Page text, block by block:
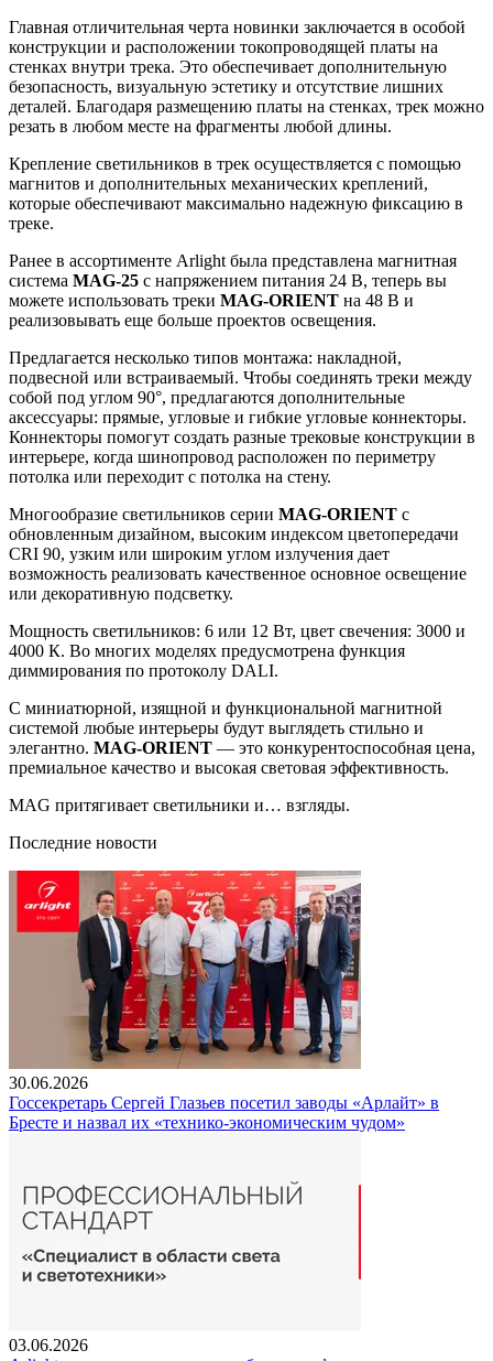
Главная отличительная черта новинки заключается в особой
конструкции и расположении токопроводящей платы на
стенках внутри трека. Это обеспечивает дополнительную
безопасность, визуальную эстетику и отсутствие лишних
деталей. Благодаря размещению платы на стенках, трек можно
резать в любом месте на фрагменты любой длины.
Крепление светильников в трек осуществляется с помощью
магнитов и дополнительных механических креплений,
которые обеспечивают максимально надежную фиксацию в
треке.
Ранее в ассортименте Arlight была представлена магнитная
система MAG-25 с напряжением питания 24 В, теперь вы
можете использовать треки MAG-ORIENT на 48 В и
реализовывать еще больше проектов освещения.
Предлагается несколько типов монтажа: накладной,
подвесной или встраиваемый. Чтобы соединять треки между
собой под углом 90°, предлагаются дополнительные
аксессуары: прямые, угловые и гибкие угловые коннекторы.
Коннекторы помогут создать разные трековые конструкции в
интерьере, когда шинопровод расположен по периметру
потолка или переходит с потолка на стену.
Многообразие светильников серии MAG-ORIENT с
обновленным дизайном, высоким индексом цветопередачи
CRI 90, узким или широким углом излучения дает
возможность реализовать качественное основное освещение
или декоративную подсветку.
Мощность светильников: 6 или 12 Вт, цвет свечения: 3000 и
4000 К. Во многих моделях предусмотрена функция
диммирования по протоколу DALI.
С миниатюрной, изящной и функциональной магнитной
системой любые интерьеры будут выглядеть стильно и
элегантно. MAG-ORIENT — это конкурентоспособная цена,
премиальное качество и высокая световая эффективность.
MAG притягивает светильники и… взгляды.
Последние новости
30.06.2026
Госсекретарь Сергей Глазьев посетил заводы «Арлайт» в
Бресте и назвал их «технико-экономическим чудом»
03.06.2026